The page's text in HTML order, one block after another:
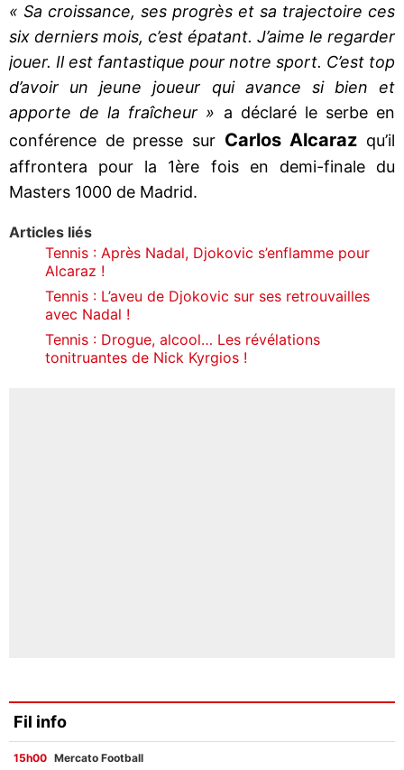
« Sa croissance, ses progrès et sa trajectoire ces
six derniers mois, c’est épatant. J’aime le regarder
jouer. Il est fantastique pour notre sport. C’est top
d’avoir un jeune joueur qui avance si bien et
apporte de la fraîcheur » a déclaré le serbe en
conférence de presse sur Carlos Alcaraz qu’il
affrontera pour la 1ère fois en demi-finale du
Masters 1000 de Madrid.
Articles liés
Tennis : Après Nadal, Djokovic s’enflamme pour
Alcaraz !
Tennis : L’aveu de Djokovic sur ses retrouvailles
avec Nadal !
Tennis : Drogue, alcool… Les révélations
tonitruantes de Nick Kyrgios !
Fil info
15h00 Mercato Football